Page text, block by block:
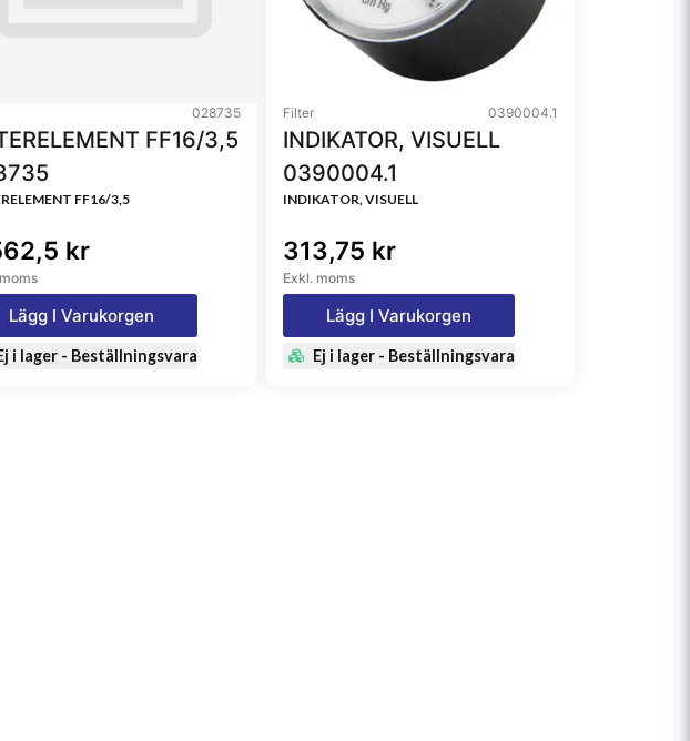
028735
FF16/3,5
FF16/3,5
kr
Lägg I Varukorgen
i lager - Beställningsvara
Filter 0390004.1
INDIKATOR, VISUELL
0390004.1
INDIKATOR, VISUELL
313,75 kr
Exkl. moms
Lägg I Varukorgen
Ej i lager - Beställningsvara